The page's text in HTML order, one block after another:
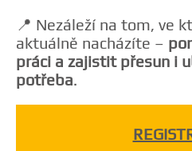
📍 Nezáleží na tom, ve
aktuálně nacházíte –
práci a zajistit přesun i
potřeba.